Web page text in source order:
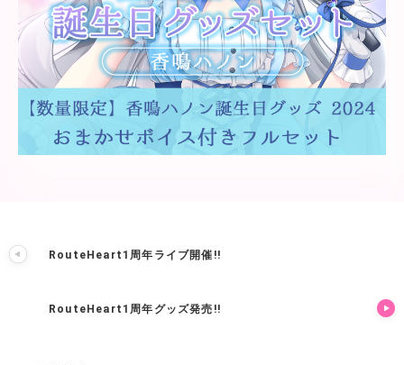
RouteHeart1周年ライブ開催!!
RouteHeart1周年グッズ発売!!